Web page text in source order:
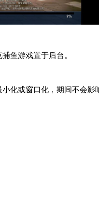
鱼游戏置于后台。
化或窗口化，期间不会影